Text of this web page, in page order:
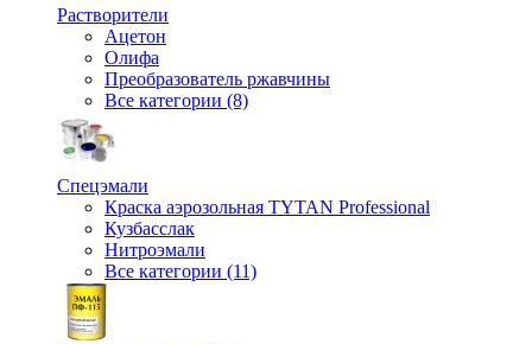
Растворители
Ацетон
Олифа
Преобразователь ржавчины
Все категории (8)
Спецэмали
Краска аэрозольная TYTAN Professional
Кузбасслак
Нитроэмали
Все категории (11)